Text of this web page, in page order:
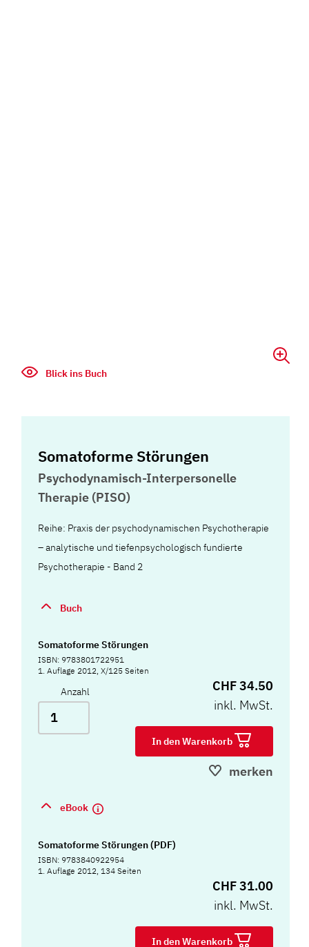
Blick ins Buch
Somatoforme Störungen
Psychodynamisch-Interpersonelle
Therapie (PISO)
Reihe: Praxis der psychodynamischen Psychotherapie
– analytische und tiefenpsychologisch fundierte
Psychotherapie - Band 2
Buch
Somatoforme Störungen
ISBN: 9783801722951
1. Auflage 2012, X/125 Seiten
Anzahl
CHF 34.50
inkl. MwSt.
In den Warenkorb
merken
eBook
Somatoforme Störungen (PDF)
ISBN: 9783840922954
1. Auflage 2012, 134 Seiten
CHF 31.00
inkl. MwSt.
In den Warenkorb